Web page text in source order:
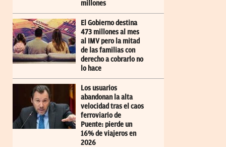
millones
El Gobierno destina
473 millones al mes
al IMV pero la mitad
de las familias con
derecho a cobrarlo no
lo hace
Los usuarios
abandonan la alta
velocidad tras el caos
ferroviario de
Puente: pierde un
16% de viajeros en
2026